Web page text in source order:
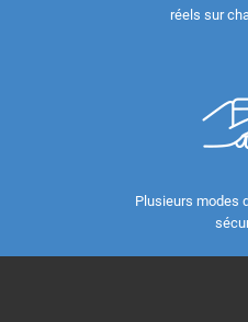
réels sur
Plusieurs modes